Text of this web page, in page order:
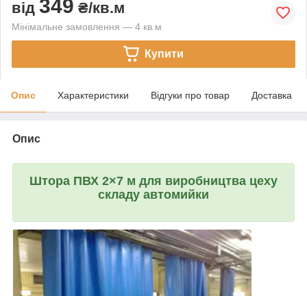
від 349 ₴/кв.м
Мінімальне замовлення — 4 кв.м
Купити
Опис Характеристики Відгуки про товар Доставка
Опис
Штора ПВХ 2×7 м для виробництва цеху
складу автомийки